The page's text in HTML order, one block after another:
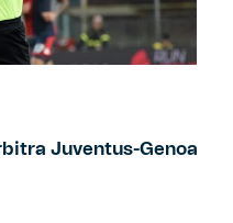
Juventus-Genoa